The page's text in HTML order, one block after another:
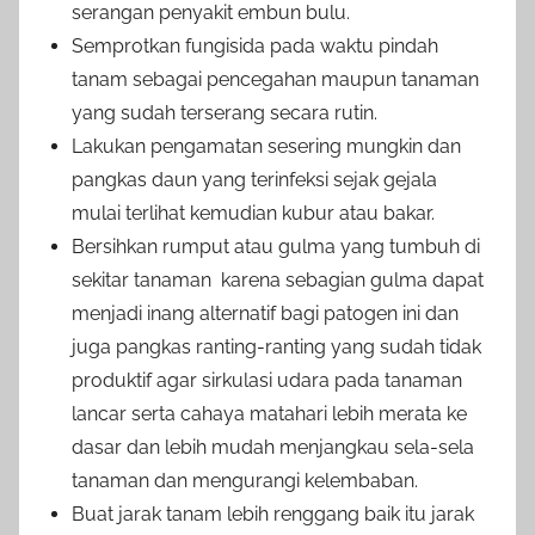
serangan penyakit embun bulu.
Semprotkan fungisida pada waktu pindah
tanam sebagai pencegahan maupun tanaman
yang sudah terserang secara rutin.
Lakukan pengamatan sesering mungkin dan
pangkas daun yang terinfeksi sejak gejala
mulai terlihat kemudian kubur atau bakar.
Bersihkan rumput atau gulma yang tumbuh di
sekitar tanaman karena sebagian gulma dapat
menjadi inang alternatif bagi patogen ini dan
juga pangkas ranting-ranting yang sudah tidak
produktif agar sirkulasi udara pada tanaman
lancar serta cahaya matahari lebih merata ke
dasar dan lebih mudah menjangkau sela-sela
tanaman dan mengurangi kelembaban.
Buat jarak tanam lebih renggang baik itu jarak